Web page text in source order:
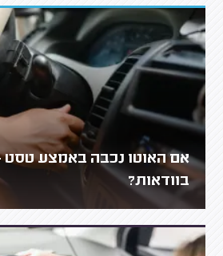
אם האוטו נכבה באמצע טסט
בוודאות?